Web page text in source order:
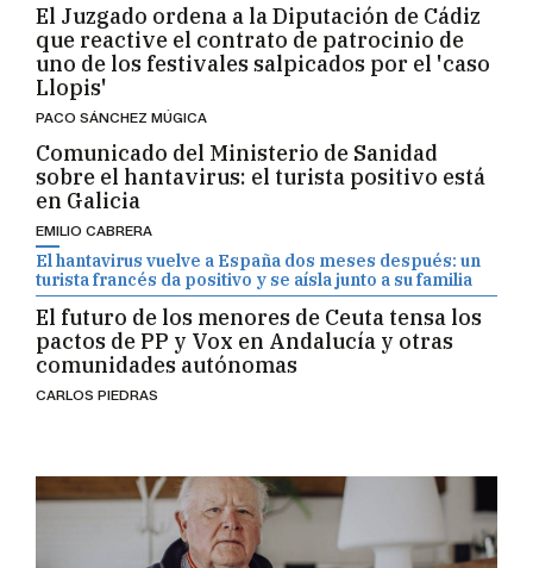
El Juzgado ordena a la Diputación de Cádiz
que reactive el contrato de patrocinio de
uno de los festivales salpicados por el 'caso
Llopis'
PACO SÁNCHEZ MÚGICA
Comunicado del Ministerio de Sanidad
sobre el hantavirus: el turista positivo está
en Galicia
EMILIO CABRERA
El hantavirus vuelve a España dos meses después: un
turista francés da positivo y se aísla junto a su familia
El futuro de los menores de Ceuta tensa los
pactos de PP y Vox en Andalucía y otras
comunidades autónomas
CARLOS PIEDRAS